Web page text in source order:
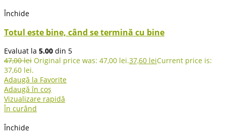
Închide
Totul este bine, când se termină cu bine
Evaluat la 5.00 din 5
47,00lei Original price was: 47,00 lei.37,60 leiCurrent price is:
37,60 lei.
Adaugă la Favorite
Adaugă în coș
Vizualizare rapidă
În curând
Închide